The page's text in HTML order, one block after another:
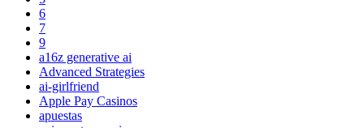
6
7
9
a16z generative ai
Advanced Strategies
ai-girlfriend
Apple Pay Casinos
apuestas